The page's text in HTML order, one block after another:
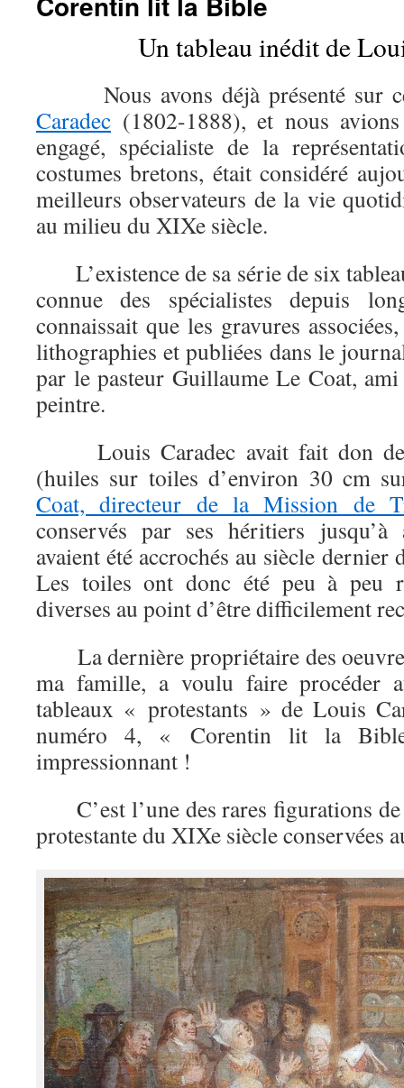
Un tableau inédit de
Nous avons déjà présenté sur
Caradec (1802-1888), et nous
engagé, spécialiste de la
costumes bretons, était considéré
meilleurs observateurs de la vie
au milieu du XIXe siècle.
L’existence de sa série de six
connue des spécialistes depuis
connaissait que les gravures
lithographies et publiées dans le
par le pasteur Guillaume Le Coat,
peintre.
Louis Caradec avait fait don
(huiles sur toiles d’environ 30 cm
Coat, directeur de la Mission de
conservés par ses héritiers
avaient été accrochés au siècle dernier
Les toiles ont donc été peu à peu
diverses au point d’être difficilement
La dernière propriétaire des
ma famille, a voulu faire procéder
tableaux « protestants » de Louis
numéro 4, « Corentin lit la
impressionnant !
C’est l’une des rares figurations
protestante du XIXe siècle conservées